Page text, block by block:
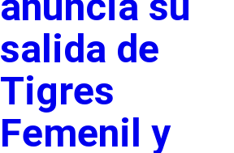
salida de
Tigres
Femenil y